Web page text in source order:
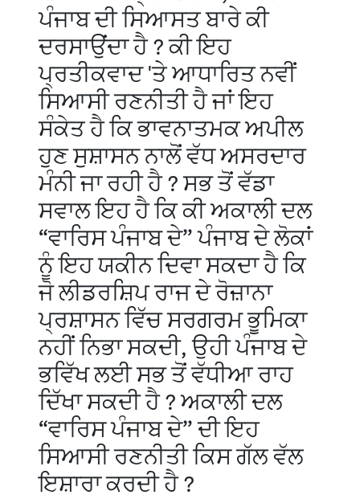
ਪੰਜਾਬ ਦੀ ਸਿਆਸਤ ਬਾਰੇ ਕੀ
ਦਰਸਾਉਂਦਾ ਹੈ ? ਕੀ ਇਹ
ਪ੍ਰਤੀਕਵਾਦ 'ਤੇ ਆਧਾਰਿਤ ਨਵੀਂ
ਸਿਆਸੀ ਰਣਨੀਤੀ ਹੈ ਜਾਂ ਇਹ
ਸੰਕੇਤ ਹੈ ਕਿ ਭਾਵਨਾਤਮਕ ਅਪੀਲ
ਹੁਣ ਸੁਸ਼ਾਸਨ ਨਾਲੋਂ ਵੱਧ ਅਸਰਦਾਰ
ਮੰਨੀ ਜਾ ਰਹੀ ਹੈ ? ਸਭ ਤੋਂ ਵੱਡਾ
ਸਵਾਲ ਇਹ ਹੈ ਕਿ ਕੀ ਅਕਾਲੀ ਦਲ
“ਵਾਰਿਸ ਪੰਜਾਬ ਦੇ” ਪੰਜਾਬ ਦੇ ਲੋਕਾਂ
ਨੂੰ ਇਹ ਯਕੀਨ ਦਿਵਾ ਸਕਦਾ ਹੈ ਕਿ
ਜੋ ਲੀਡਰਸ਼ਿਪ ਰਾਜ ਦੇ ਰੋਜ਼ਾਨਾ
ਪ੍ਰਸ਼ਾਸਨ ਵਿੱਚ ਸਰਗਰਮ ਭੂਮਿਕਾ
ਨਹੀਂ ਨਿਭਾ ਸਕਦੀ, ਉਹੀ ਪੰਜਾਬ ਦੇ
ਭਵਿੱਖ ਲਈ ਸਭ ਤੋਂ ਵੱਧੀਆ ਰਾਹ
ਦਿੱਖਾ ਸਕਦੀ ਹੈ ? ਅਕਾਲੀ ਦਲ
“ਵਾਰਿਸ ਪੰਜਾਬ ਦੇ” ਦੀ ਇਹ
ਸਿਆਸੀ ਰਣਨੀਤੀ ਕਿਸ ਗੱਲ ਵੱਲ
ਇਸ਼ਾਰਾ ਕਰਦੀ ਹੈ ?